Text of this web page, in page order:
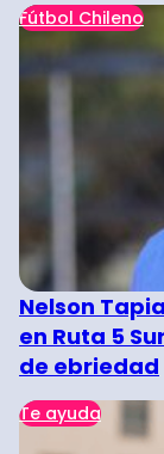
Fútbol Chileno
Nelson
en Ruta 5
de ebriedad
Te ayuda